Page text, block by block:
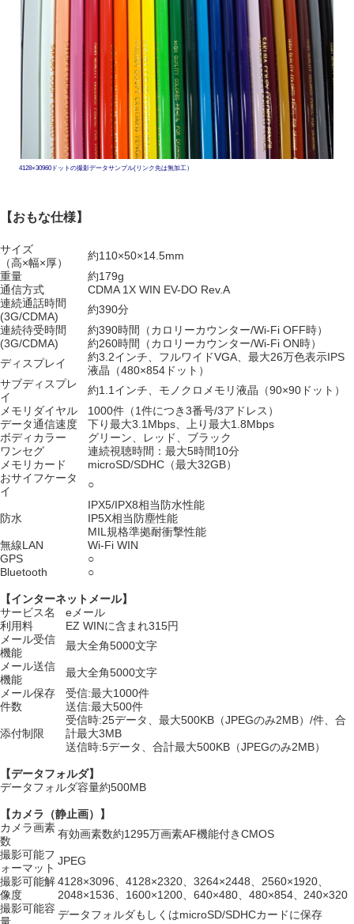
4128×30960ドットの撮影データサンプル(リンク先は無加工）
【おもな仕様】
サイズ
（高×幅×厚）
約110×50×14.5mm
重量
約179g
通信方式
CDMA 1X WIN EV-DO Rev.A
連続通話時間
(3G/CDMA)
約390分
連続待受時間
(3G/CDMA)
約390時間（カロリーカウンター/Wi-Fi OFF時）
約260時間（カロリーカウンター/Wi-Fi ON時）
ディスプレイ
約3.2インチ、フルワイドVGA、最大26万色表示IPS
液晶（480×854ドット）
サブディスプレ
イ
約1.1インチ、モノクロメモリ液晶（90×90ドット）
メモリダイヤル
1000件（1件につき3番号/3アドレス）
データ通信速度
下り最大3.1Mbps、上り最大1.8Mbps
ボディカラー
グリーン、レッド、ブラック
ワンセグ
連続視聴時間：最大5時間10分
メモリカード
microSD/SDHC（最大32GB）
おサイフケータ
イ
○
防水
IPX5/IPX8相当防水性能
IP5X相当防塵性能
MIL規格準拠耐衝撃性能
無線LAN
Wi-Fi WIN
GPS
○
Bluetooth
○
【インターネットメール】
サービス名
eメール
利用料
EZ WINに含まれ315円
メール受信
機能
最大全角5000文字
メール送信
機能
最大全角5000文字
メール保存
件数
受信:最大1000件
送信:最大500件
添付制限
受信時:25データ、最大500KB（JPEGのみ2MB）/件、合
計最大3MB
送信時:5データ、合計最大500KB（JPEGのみ2MB）
【データフォルダ】
データフォルダ容量約500MB
【カメラ（静止画）】
カメラ画素
数
有効画素数約1295万画素AF機能付きCMOS
撮影可能フ
ォーマット
JPEG
撮影可能解
像度
4128×3096、4128×2320、3264×2448、2560×1920、
2048×1536、1600×1200、640×480、480×854、240×320
撮影可能容 データフォルダもしくはmicroSD/SDHCカードに保存